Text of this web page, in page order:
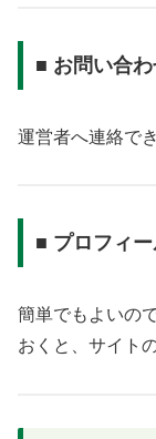
■ お問い合
運営者へ連絡で
■ プロフィ
簡単でもよいの
おくと、サイト